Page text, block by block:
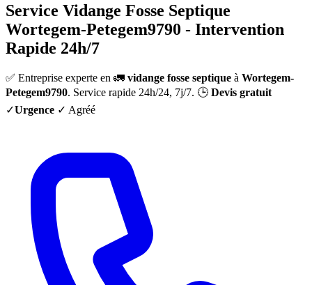
Service Vidange Fosse Septique
Wortegem-Petegem9790 - Intervention
Rapide 24h/7
✅ Entreprise experte en 🚛 vidange fosse septique à Wortegem-
Petegem9790. Service rapide 24h/24, 7j/7. 🕒 Devis gratuit
✓Urgence ✓ Agréé